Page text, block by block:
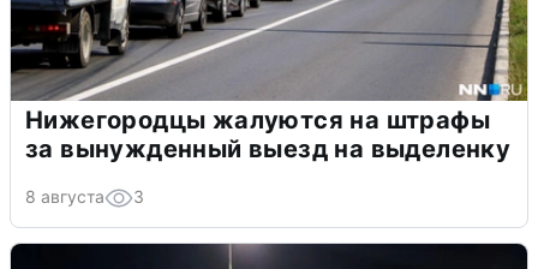
Нижегородцы жалуются на штрафы
за вынужденный выезд на выделенку
8 августа 3